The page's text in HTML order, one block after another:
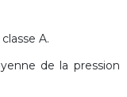
A.
de la pression